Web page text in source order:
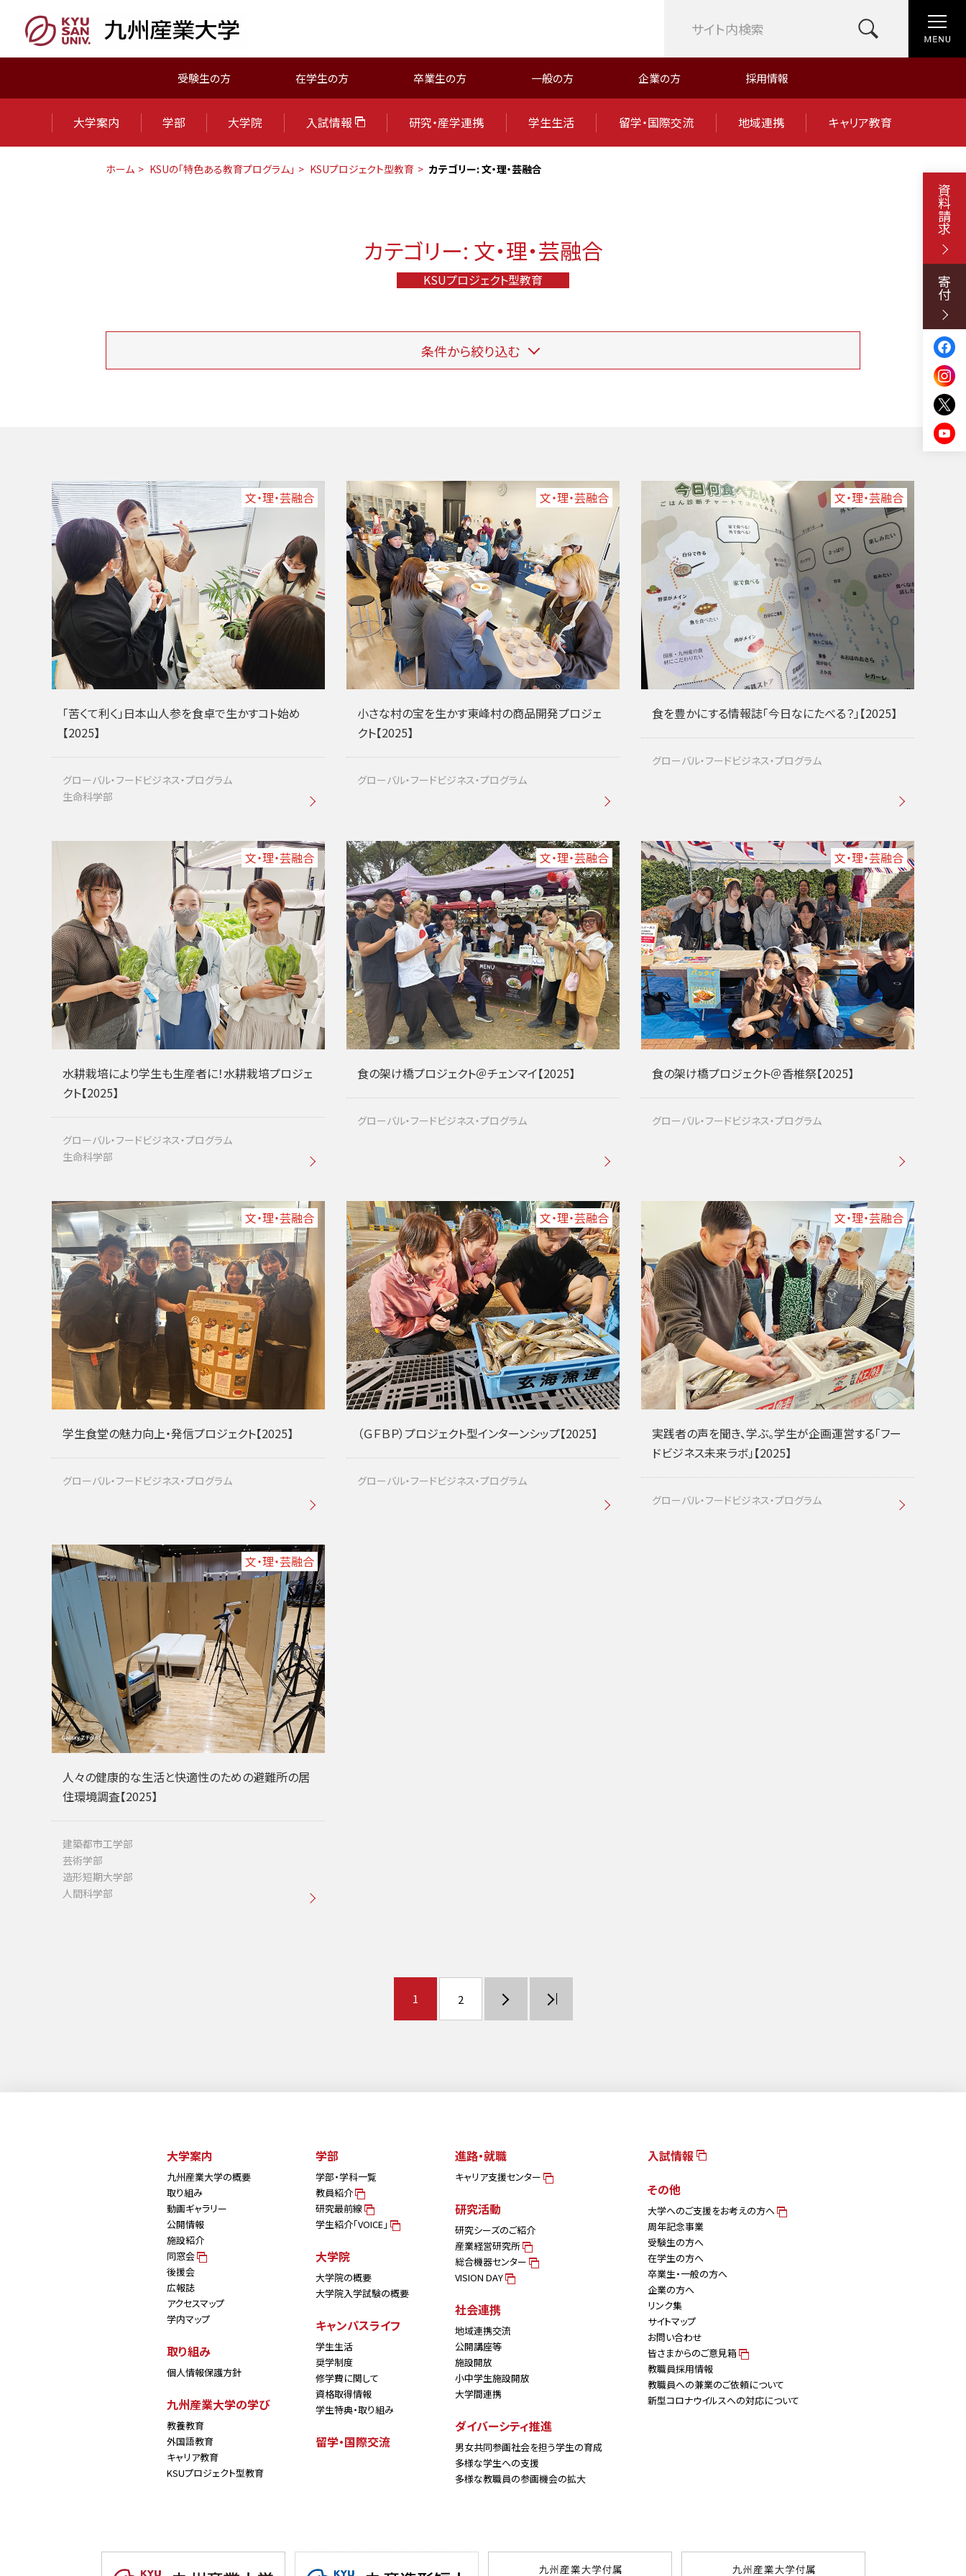
受験生の方 在学生の方 卒業生の方 一般の方 企業の方 採用情報
大学案内 学部 大学院 入試情報 研究・産学連携 学生生活 留学・国際交流 地域連携 キャリア教育
ホーム KSUの「特色ある教育プログラム」 KSUプロジェクト型教育 カテゴリー: 文・理・芸融合
カテゴリー: 文・理・芸融合
KSUプロジェクト型教育
条件から絞り込む
文・理・芸融合
「苦くて利く」日本山人参を食卓で生かすコト始め
【2025】
グローバル・フードビジネス・プログラム
生命科学部
文・理・芸融合
小さな村の宝を生かす東峰村の商品開発プロジェ
クト【2025】
グローバル・フードビジネス・プログラム
文・理・芸融合
食を豊かにする情報誌「今日なにたべる？」【2025】
グローバル・フードビジネス・プログラム
文・理・芸融合
水耕栽培により学生も生産者に！水耕栽培プロジェ
クト【2025】
グローバル・フードビジネス・プログラム
生命科学部
文・理・芸融合
食の架け橋プロジェクト＠チェンマイ【2025】
グローバル・フードビジネス・プログラム
文・理・芸融合
食の架け橋プロジェクト＠香椎祭【2025】
グローバル・フードビジネス・プログラム
文・理・芸融合
学生食堂の魅力向上・発信プロジェクト【2025】
グローバル・フードビジネス・プログラム
文・理・芸融合
（ＧＦＢＰ）プロジェクト型インターンシップ【2025】
グローバル・フードビジネス・プログラム
文・理・芸融合
実践者の声を聞き、学ぶ。学生が企画運営する「フー
ドビジネス未来ラボ」【2025】
グローバル・フードビジネス・プログラム
文・理・芸融合
人々の健康的な生活と快適性のための避難所の居
住環境調査【2025】
建築都市工学部
芸術学部
造形短期大学部
人間科学部
1 2
大学案内
九州産業大学の概要
取り組み
動画ギャラリー
公開情報
施設紹介
同窓会
後援会
広報誌
アクセスマップ
学内マップ
取り組み
個人情報保護方針
九州産業大学の学び
教養教育
外国語教育
キャリア教育
KSUプロジェクト型教育
学部
学部・学科一覧
教員紹介
研究最前線
学生紹介「VOICE」
大学院
大学院の概要
大学院入学試験の概要
キャンパスライフ
学生生活
奨学制度
修学費に関して
資格取得情報
学生特典・取り組み
留学・国際交流
進路・就職
キャリア支援センター
研究活動
研究シーズのご紹介
産業経営研究所
総合機器センター
VISION DAY
社会連携
地域連携交流
公開講座等
施設開放
小中学生施設開放
大学間連携
ダイバーシティ推進
男女共同参画社会を担う学生の育成
多様な学生への支援
多様な教職員の参画機会の拡大
入試情報
その他
大学へのご支援をお考えの方へ
周年記念事業
受験生の方へ
在学生の方へ
卒業生・一般の方へ
企業の方へ
リンク集
サイトマップ
お問い合わせ
皆さまからのご意見箱
教職員採用情報
教職員への兼業のご依頼について
新型コロナウイルスへの対応について
資料請求
寄付